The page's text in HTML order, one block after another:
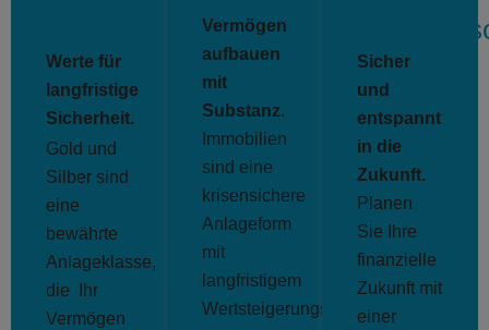
Werte für
langfristige
Sicherheit.
Gold und
Silber sind
eine
bewährte
Anlageklasse,
die Ihr
Vermögen
Vermögen
aufbauen
mit
Substanz.
Immobilien
sind eine
krisensichere
Anlageform
mit
langfristigem
Wertsteigerungspotenzial.
Sicher
und
entspannt
in die
Zukunft.
Planen
Sie Ihre
finanzielle
Zukunft mit
einer